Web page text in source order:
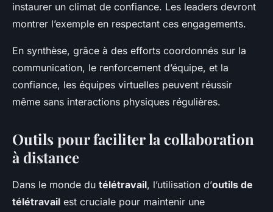
instaurer un climat de confiance. Les leaders devront
montrer l’exemple en respectant ces engagements.
En synthèse, grâce à des efforts coordonnés sur la
communication, le renforcement d’équipe, et la
confiance, les équipes virtuelles peuvent réussir
même sans interactions physiques régulières.
Outils pour faciliter la collaboration
à distance
Dans le monde du télétravail, l’utilisation d’outils de
télétravail est cruciale pour maintenir une